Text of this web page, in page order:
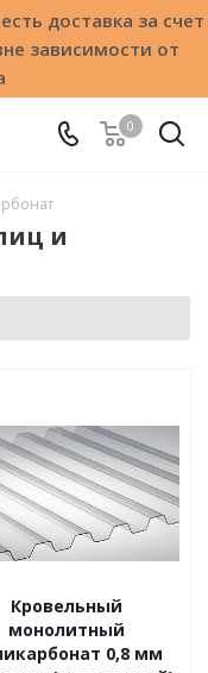
доставка за счет
зависимости от
0
и
Кровельный
монолитный
0,8 мм